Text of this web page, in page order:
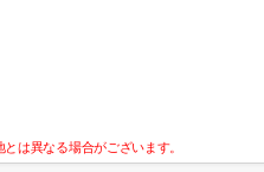
は異なる場合がございます。